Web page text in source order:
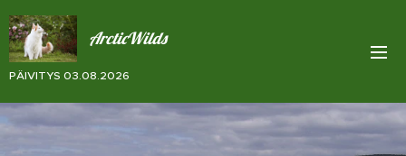
ArcticWilds
PÄIVITYS 03.08.2026